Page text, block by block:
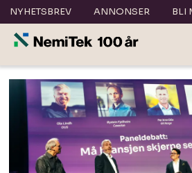
NYHETSBREV ANNONSER BLI